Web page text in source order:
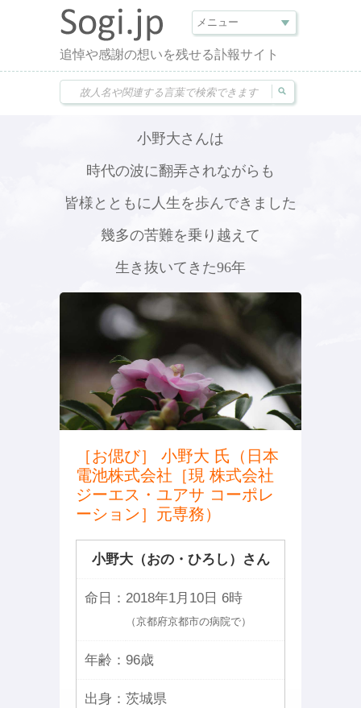
追悼や感謝の想いを残せる訃報サイト
小野大さんは
時代の波に翻弄されながらも
皆様とともに人生を歩んできました
幾多の苦難を乗り越えて
生き抜いてきた96年
［お偲び］ 小野大 氏（日本
電池株式会社［現 株式会社
ジーエス・ユアサ コーポレ
ーション］元専務）
小野大（おの・ひろし）さん
命日： 2018年1月10日 6時
（京都府京都市の病院で）
年齢： 96歳
出身： 茨城県